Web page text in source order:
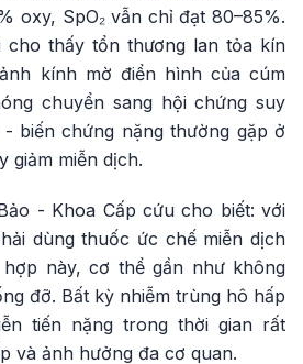
oxy, SpO₂ vẫn chỉ đạt 80–85%.
cho thấy tổn thương lan tỏa kín
kính mờ điển hình của cúm
chuyển sang hội chứng suy
biến chứng nặng thường gặp ở
giảm miễn dịch.
- Khoa Cấp cứu cho biết: với
dùng thuốc ức chế miễn dịch
này, cơ thể gần như không
đỡ. Bất kỳ nhiễm trùng hô hấp
tiến nặng trong thời gian rất
và ảnh hưởng đa cơ quan.